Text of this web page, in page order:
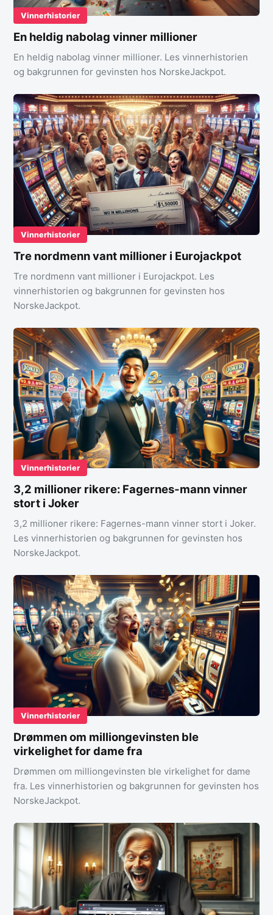
Vinnerhistorier
En heldig nabolag vinner millioner
En heldig nabolag vinner millioner. Les vinnerhistorien
og bakgrunnen for gevinsten hos NorskeJackpot.
Vinnerhistorier
Tre nordmenn vant millioner i Eurojackpot
Tre nordmenn vant millioner i Eurojackpot. Les
vinnerhistorien og bakgrunnen for gevinsten hos
NorskeJackpot.
Vinnerhistorier
3,2 millioner rikere: Fagernes-mann vinner
stort i Joker
3,2 millioner rikere: Fagernes-mann vinner stort i Joker.
Les vinnerhistorien og bakgrunnen for gevinsten hos
NorskeJackpot.
Vinnerhistorier
Drømmen om milliongevinsten ble
virkelighet for dame fra
Drømmen om milliongevinsten ble virkelighet for dame
fra. Les vinnerhistorien og bakgrunnen for gevinsten hos
NorskeJackpot.